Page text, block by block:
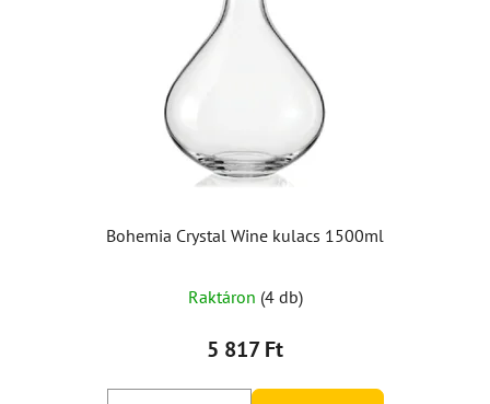
Bohemia Crystal Wine kulacs 1500ml
Raktáron (4 db)
5 817 Ft